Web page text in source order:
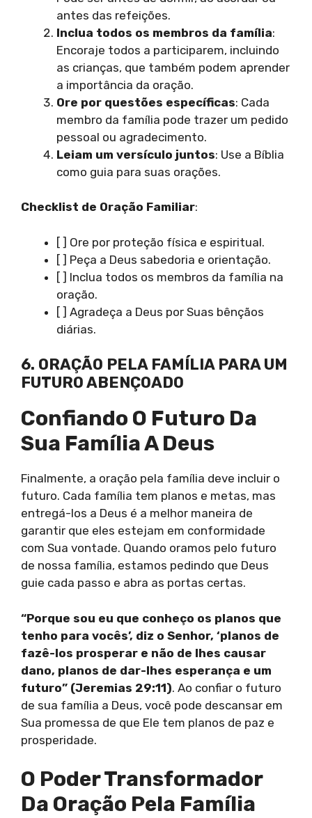
antes das refeições.
Inclua todos os membros da família:
Encoraje todos a participarem, incluindo
as crianças, que também podem aprender
a importância da oração.
Ore por questões específicas: Cada
membro da família pode trazer um pedido
pessoal ou agradecimento.
Leiam um versículo juntos: Use a Bíblia
como guia para suas orações.
Checklist de Oração Familiar:
[ ] Ore por proteção física e espiritual.
[ ] Peça a Deus sabedoria e orientação.
[ ] Inclua todos os membros da família na
oração.
[ ] Agradeça a Deus por Suas bênçãos
diárias.
6. ORAÇÃO PELA FAMÍLIA PARA UM
FUTURO ABENÇOADO
Confiando O Futuro Da
Sua Família A Deus
Finalmente, a oração pela família deve incluir o
futuro. Cada família tem planos e metas, mas
entregá-los a Deus é a melhor maneira de
garantir que eles estejam em conformidade
com Sua vontade. Quando oramos pelo futuro
de nossa família, estamos pedindo que Deus
guie cada passo e abra as portas certas.
“Porque sou eu que conheço os planos que
tenho para vocês’, diz o Senhor, ‘planos de
fazê-los prosperar e não de lhes causar
dano, planos de dar-lhes esperança e um
futuro” (Jeremias 29:11). Ao confiar o futuro
de sua família a Deus, você pode descansar em
Sua promessa de que Ele tem planos de paz e
prosperidade.
O Poder Transformador
Da Oração Pela Família